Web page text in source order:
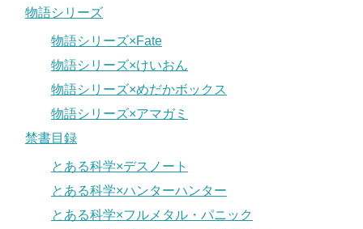
物語シリーズ
物語シリーズ×Fate
物語シリーズ×けいおん
物語シリーズ×めだかボックス
物語シリーズ×アマガミ
禁書目録
とある科学×デスノート
とある科学×ハンターハンター
とある科学×フルメタル・パニック